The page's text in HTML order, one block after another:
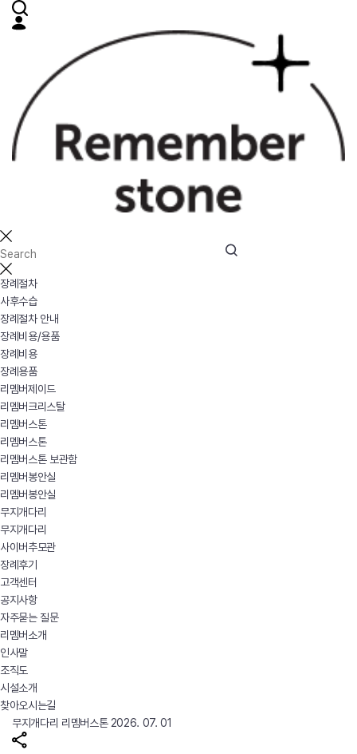
장례절차
사후수습
장례절차 안내
장례비용/용품
장례비용
장례용품
리멤버제이드
리멤버크리스탈
리멤버스톤
리멤버스톤
리멤버스톤 보관함
리멤버봉안실
리멤버봉안실
무지개다리
무지개다리
사이버추모관
장례후기
고객센터
공지사항
자주묻는 질문
리멤버소개
인사말
조직도
시설소개
찾아오시는길
무지개다리 리멤버스톤 2026. 07. 01